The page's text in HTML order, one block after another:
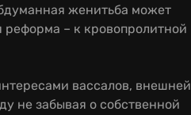
женитьба может
реформа – к кровопролитной
вассалов, внешней
не забывая о собственной